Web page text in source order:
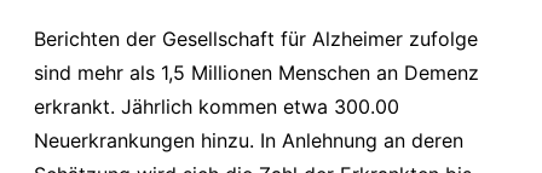
Berichten der Gesellschaft für Alzheimer zufolge
sind mehr als 1,5 Millionen Menschen an Demenz
erkrankt. Jährlich kommen etwa 300.00
Neuerkrankungen hinzu. In Anlehnung an deren